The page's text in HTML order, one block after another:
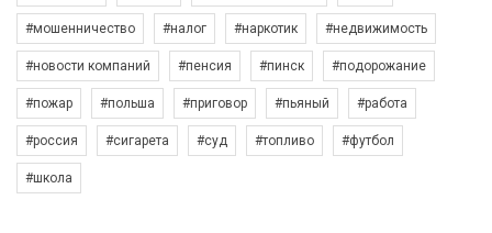
#мошенничество #налог #наркотик #недвижимость
#новости компаний #пенсия #пинск #подорожание
#пожар #польша #приговор #пьяный #работа
#россия #сигарета #суд #топливо #футбол
#школа